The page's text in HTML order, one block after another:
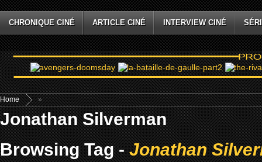
CHRONIQUE CINÉ ARTICLE CINÉ INTERVIEW CINÉ
Home »
Jonathan Silverman
Browsing Tag -Jonathan